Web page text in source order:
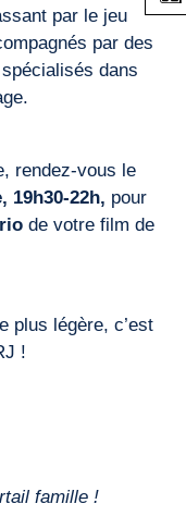
par le jeu
par des
dans
rendez-vous le
19h30-22h, pour
de votre film de
plus légère, c’est
!
famille !